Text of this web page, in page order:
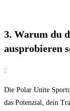
3. ‍Warum du
ausprobieren
:
Die Polar Unite
das Potenzial, dein